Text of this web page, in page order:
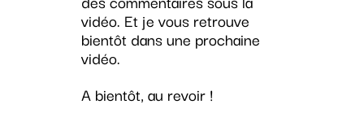
vidéo. Et je vous retrouve
bientôt dans une prochaine
vidéo.
A bientôt, au revoir !